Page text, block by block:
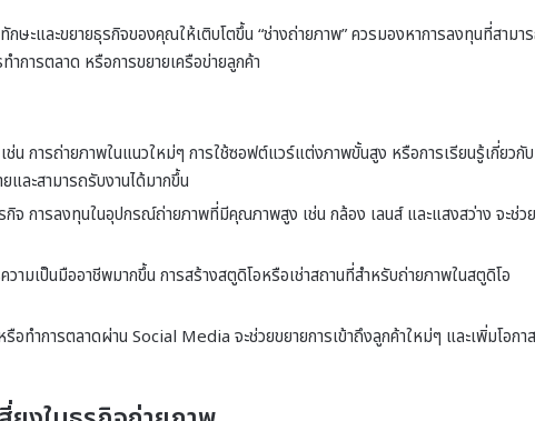
และขยายธุรกิจของคุณให้เติบโตขึ้น “ช่างถ่ายภาพ” ควรมองหาการลงทุนที่สามา
การตลาด หรือการขยายเครือข่ายลูกค้า
ช่น การถ่ายภาพในแนวใหม่ๆ การใช้ซอฟต์แวร์แต่งภาพขั้นสูง หรือการเรียนรู้เกี่ยวกับ
ละสามารถรับงานได้มากขึ้น
จ การลงทุนในอุปกรณ์ถ่ายภาพที่มีคุณภาพสูง เช่น กล้อง เลนส์ และแสงสว่าง จะช่วย
ามเป็นมืออาชีพมากขึ้น การสร้างสตูดิโอหรือเช่าสถานที่สำหรับถ่ายภาพในสตูดิโอ
อทำการตลาดผ่าน Social Media จะช่วยขยายการเข้าถึงลูกค้าใหม่ๆ และเพิ่มโอกาส